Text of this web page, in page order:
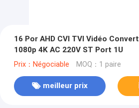
16 Por AHD CVI TVI Vidéo
1080p 4K AC 220V ST Port 1U
Prix：Négociable MOQ：1 paire
meilleur prix